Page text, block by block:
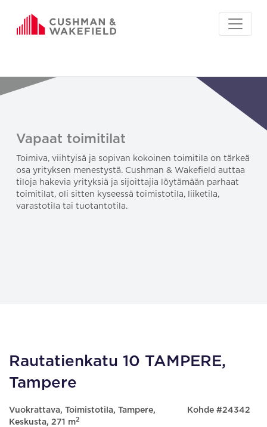
Vapaat toimitilat
Toimiva, viihtyisä ja sopivan kokoinen toimitila on tärkeä
osa yrityksen menestystä. Cushman & Wakefield auttaa
tiloja hakevia yrityksiä ja sijoittajia löytämään parhaat
toimitilat, oli sitten kyseessä toimistotila, liiketila,
varastotila tai tuotantotila.
Rautatienkatu 10 TAMPERE,
Tampere
Vuokrattava, Toimistotila, Tampere,
Keskusta, 271 m2
Kohde #24342